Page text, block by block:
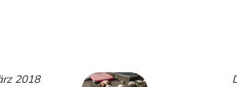
2018